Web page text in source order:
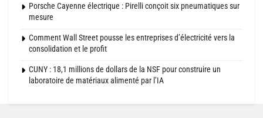
Porsche Cayenne électrique : Pirelli conçoit six pneumatiques sur
mesure
Comment Wall Street pousse les entreprises d’électricité vers la
consolidation et le profit
CUNY : 18,1 millions de dollars de la NSF pour construire un
laboratoire de matériaux alimenté par l’IA